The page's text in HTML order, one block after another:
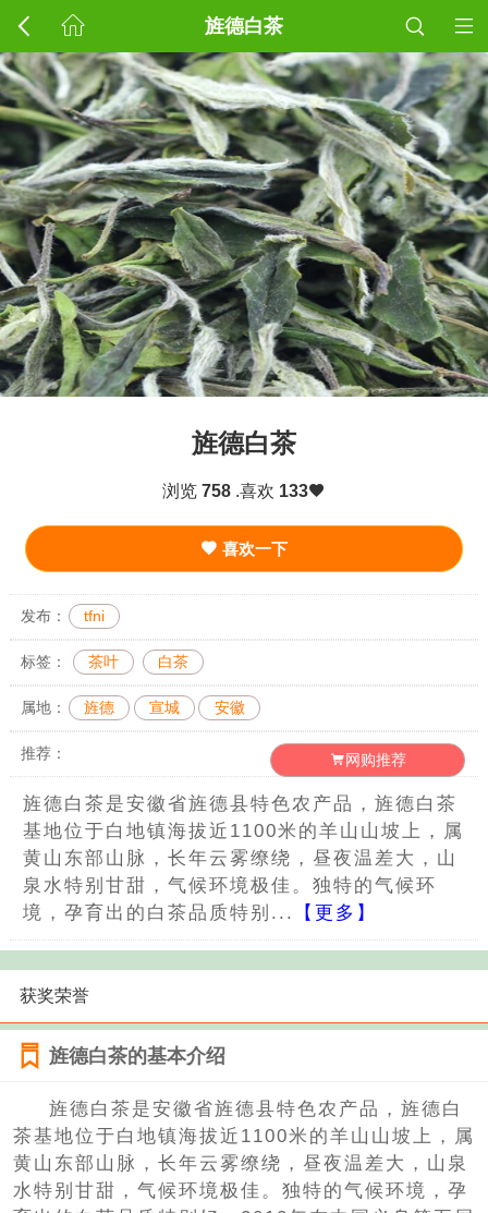
旌德白茶
旌德白茶
浏览 758 .喜欢 133
喜欢一下
发布： tfni
标签： 茶叶 白茶
属地： 旌德 宣城 安徽
推荐： 网购推荐
旌德白茶是安徽省旌德县特色农产品，旌德白茶
基地位于白地镇海拔近1100米的羊山山坡上，属
黄山东部山脉，长年云雾缭绕，昼夜温差大，山
泉水特别甘甜，气候环境极佳。独特的气候环
境，孕育出的白茶品质特别...
【更多】
获奖荣誉
旌德白茶的基本介绍
旌德白茶是安徽省旌德县特色农产品，旌德白
茶基地位于白地镇海拔近1100米的羊山山坡上，属
黄山东部山脉，长年云雾缭绕，昼夜温差大，山泉
水特别甘甜，气候环境极佳。独特的气候环境，孕